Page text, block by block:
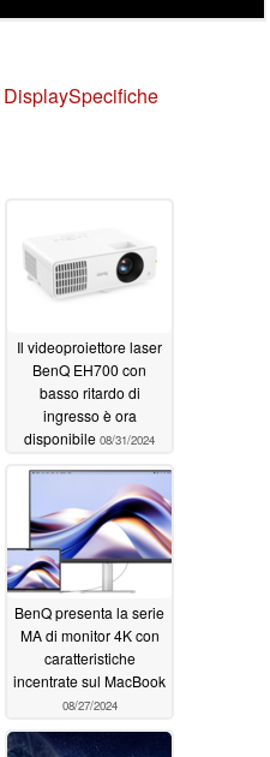
DisplaySpecifiche
Il videoproiettore laser
BenQ EH700 con
basso ritardo di
ingresso è ora
disponibile 08/31/2024
BenQ presenta la serie
MA di monitor 4K con
caratteristiche
incentrate sul MacBook
08/27/2024